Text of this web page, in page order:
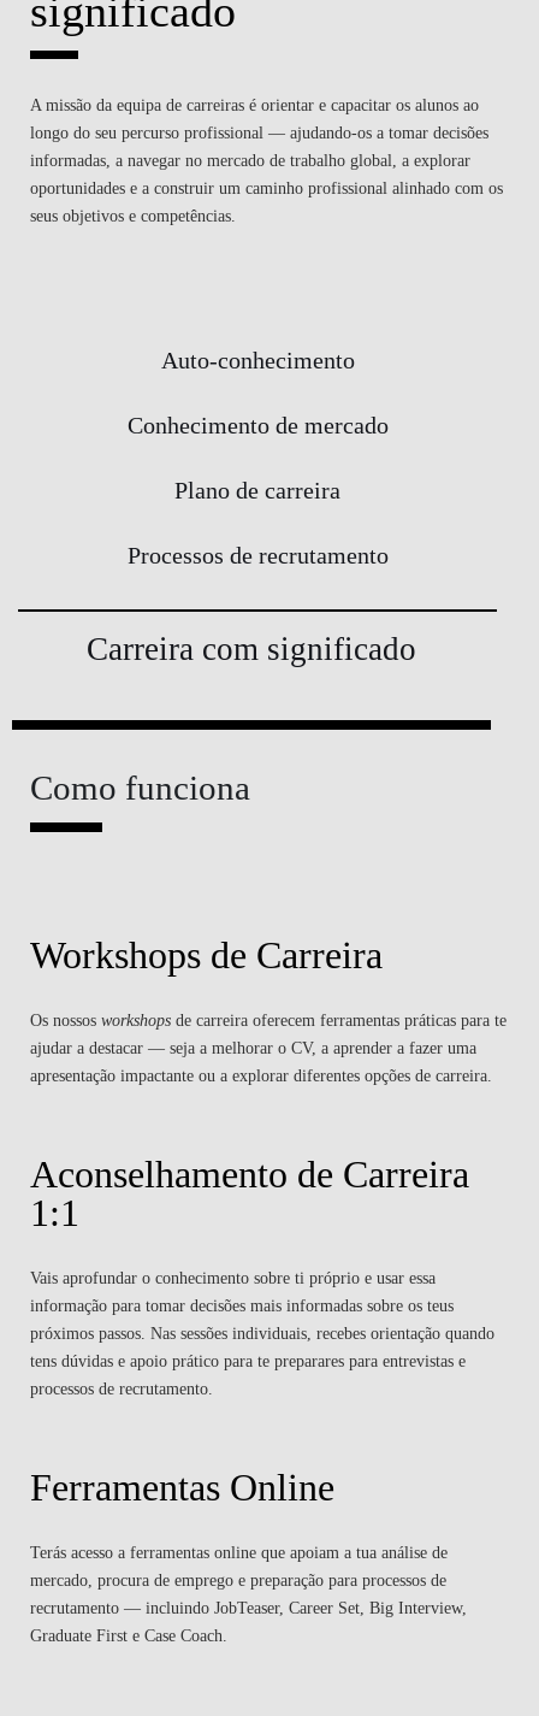
significado
A missão da equipa de carreiras é orientar e capacitar os alunos ao
longo do seu percurso profissional — ajudando-os a tomar decisões
informadas, a navegar no mercado de trabalho global, a explorar
oportunidades e a construir um caminho profissional alinhado com os
seus objetivos e competências.
Auto-conhecimento
Conhecimento de mercado
Plano de carreira
Processos de recrutamento
Carreira com significado
Como funciona
Workshops de Carreira
Os nossos workshops de carreira oferecem ferramentas práticas para te
ajudar a destacar — seja a melhorar o CV, a aprender a fazer uma
apresentação impactante ou a explorar diferentes opções de carreira.
Aconselhamento de Carreira
1:1
Vais aprofundar o conhecimento sobre ti próprio e usar essa
informação para tomar decisões mais informadas sobre os teus
próximos passos. Nas sessões individuais, recebes orientação quando
tens dúvidas e apoio prático para te preparares para entrevistas e
processos de recrutamento.
Ferramentas Online
Terás acesso a ferramentas online que apoiam a tua análise de
mercado, procura de emprego e preparação para processos de
recrutamento — incluindo JobTeaser, Career Set, Big Interview,
Graduate First e Case Coach.